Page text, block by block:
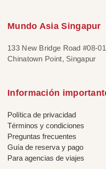
Mundo Asia Singapur
133 New Bridge Road #08-01
Chinatown Point, Singapur
Información
Política de privacidad
Términos y condiciones
Preguntas frecuentes
Guía de reserva y pago
Para agencias de viajes